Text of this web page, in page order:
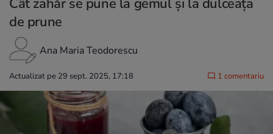
Cât zahăr se pune la gemul şi la dulceaţa
de prune
Ana Maria Teodorescu
Actualizat pe 29 sept. 2025, 17:18 1 comentariu